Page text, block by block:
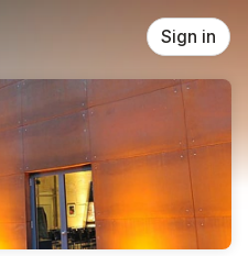
Sign in